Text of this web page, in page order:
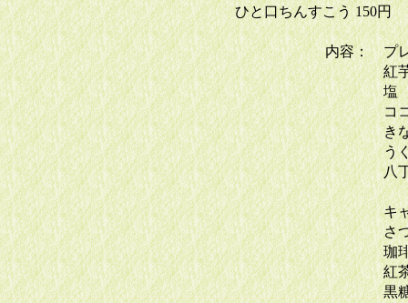
ひと口ちんすこう 150
内容：
紅
塩
ココ
きな
うぐい
八丁
キャラ
さつま
珈
紅
黒